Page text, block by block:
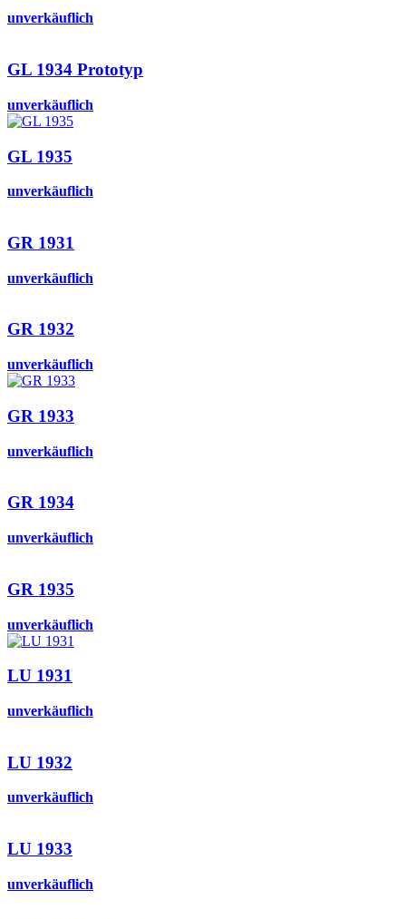
unverkäuflich
GL 1934 Prototyp
unverkäuflich
GL 1935
unverkäuflich
GR 1931
unverkäuflich
GR 1932
unverkäuflich
GR 1933
unverkäuflich
GR 1934
unverkäuflich
GR 1935
unverkäuflich
LU 1931
unverkäuflich
LU 1932
unverkäuflich
LU 1933
unverkäuflich